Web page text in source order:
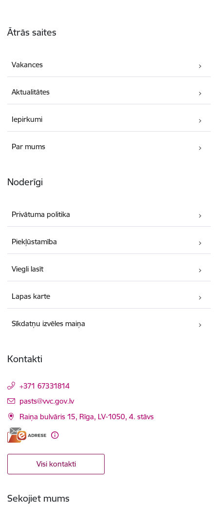
Ātrās saites
Vakances
Aktualitātes
Iepirkumi
Par mums
Noderīgi
Privātuma politika
Piekļūstamība
Viegli lasīt
Lapas karte
Sīkdatņu izvēles maiņa
Kontakti
+371 67331814
E-pasts:
pasts@vvc.gov.lv
Raiņa bulvāris 15, Rīga, LV-1050, 4. stāvs
Visi kontakti
Sekojiet mums